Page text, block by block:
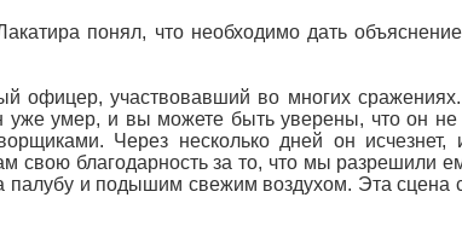
понял, что необходимо дать
офицер, участвовавший во многих
уже умер, и вы можете быть уверены, что он не
Через несколько дней он исчезнет,
свою благодарность за то, что мы разрешили
палубу и подышим свежим воздухом. Эта сцена